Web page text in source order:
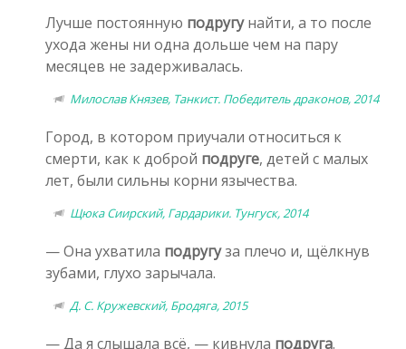
Лучше постоянную подругунайти, а то после
ухода жены ни одна дольше чем на пару
месяцев не задерживалась.
Милослав Князев, Танкист. Победитель драконов, 2014
Город, в котором приучали относиться к
смерти, как к доброй подруге, детей с малых
лет, были сильны корни язычества.
Щюка Сиирский, Гардарики. Тунгуск, 2014
— Она ухватила подругуза плечо и, щёлкнув
зубами, глухо зарычала.
Д. С. Кружевский, Бродяга, 2015
— Да я слышала всё, — кивнула подруга.